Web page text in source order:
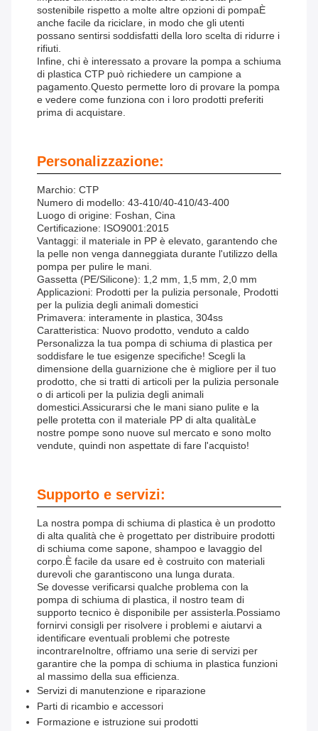
sostenibile rispetto a molte altre opzioni di pompaÈ
anche facile da riciclare, in modo che gli utenti
possano sentirsi soddisfatti della loro scelta di ridurre i
rifiuti.
Infine, chi è interessato a provare la pompa a schiuma
di plastica CTP può richiedere un campione a
pagamento.Questo permette loro di provare la pompa
e vedere come funziona con i loro prodotti preferiti
prima di acquistare.
Personalizzazione:
Marchio: CTP
Numero di modello: 43-410/40-410/43-400
Luogo di origine: Foshan, Cina
Certificazione: ISO9001:2015
Vantaggi: il materiale in PP è elevato, garantendo che
la pelle non venga danneggiata durante l'utilizzo della
pompa per pulire le mani.
Gassetta (PE/Silicone): 1,2 mm, 1,5 mm, 2,0 mm
Applicazioni: Prodotti per la pulizia personale, Prodotti
per la pulizia degli animali domestici
Primavera: interamente in plastica, 304ss
Caratteristica: Nuovo prodotto, venduto a caldo
Personalizza la tua pompa di schiuma di plastica per
soddisfare le tue esigenze specifiche! Scegli la
dimensione della guarnizione che è migliore per il tuo
prodotto, che si tratti di articoli per la pulizia personale
o di articoli per la pulizia degli animali
domestici.Assicurarsi che le mani siano pulite e la
pelle protetta con il materiale PP di alta qualitàLe
nostre pompe sono nuove sul mercato e sono molto
vendute, quindi non aspettate di fare l'acquisto!
Supporto e servizi:
La nostra pompa di schiuma di plastica è un prodotto
di alta qualità che è progettato per distribuire prodotti
di schiuma come sapone, shampoo e lavaggio del
corpo.È facile da usare ed è costruito con materiali
durevoli che garantiscono una lunga durata.
Se dovesse verificarsi qualche problema con la
pompa di schiuma di plastica, il nostro team di
supporto tecnico è disponibile per assisterla.Possiamo
fornirvi consigli per risolvere i problemi e aiutarvi a
identificare eventuali problemi che potreste
incontrareInoltre, offriamo una serie di servizi per
garantire che la pompa di schiuma in plastica funzioni
al massimo della sua efficienza.
Servizi di manutenzione e riparazione
Parti di ricambio e accessori
Formazione e istruzione sui prodotti